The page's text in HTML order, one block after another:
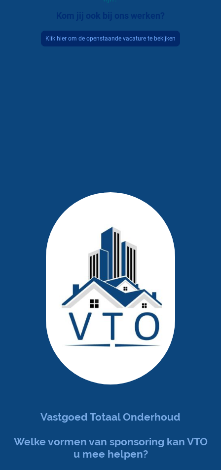
Kom jij ook bij ons werken?
Klik hier om de openstaande vacature te bekijken
Vastgoed Totaal Onderhoud
Welke vormen van sponsoring kan VTO
u mee helpen?